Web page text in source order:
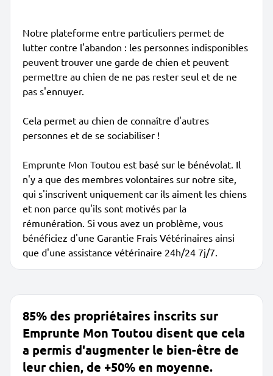
Notre plateforme entre particuliers permet de
lutter contre l'abandon : les personnes indisponibles
peuvent trouver une garde de chien et peuvent
permettre au chien de ne pas rester seul et de ne
pas s'ennuyer.
Cela permet au chien de connaître d'autres
personnes et de se sociabiliser !
Emprunte Mon Toutou est basé sur le bénévolat. Il
n'y a que des membres volontaires sur notre site,
qui s'inscrivent uniquement car ils aiment les chiens
et non parce qu'ils sont motivés par la
rémunération. Si vous avez un problème, vous
bénéficiez d'une Garantie Frais Vétérinaires ainsi
que d'une assistance vétérinaire 24h/24 7j/7.
85% des propriétaires inscrits sur
Emprunte Mon Toutou disent que cela
a permis d'augmenter le bien-être de
leur chien, de +50% en moyenne.